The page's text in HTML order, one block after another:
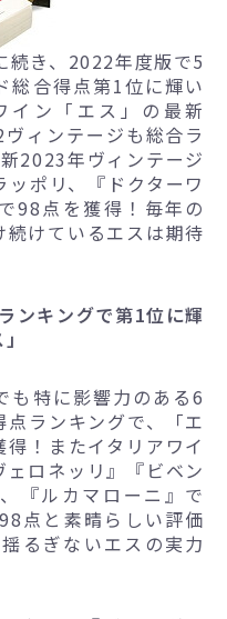
き、2022年度版で5
総合得点第1位に輝い
イン「エス」の最新
ィンテージも総合ラ
2023年ヴィンテージ
ポリ、『ドクターワ
98点を獲得！毎年の
けているエスは期待
ンキングで第1位に輝
も特に影響力のある6
ランキングで、「エ
！またイタリアワイ
ロネッリ』『ビベン
『ルカマローニ』で
点と素晴らしい評価
るぎないエスの実力